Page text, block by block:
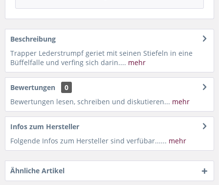
Beschreibung
Trapper Lederstrumpf geriet mit seinen Stiefeln in eine
Büffelfalle und verfing sich darin.... mehr
Bewertungen
0
Bewertungen lesen, schreiben und diskutieren... mehr
Infos zum Hersteller
Folgende Infos zum Hersteller sind verfübar...... mehr
Ähnliche Artikel